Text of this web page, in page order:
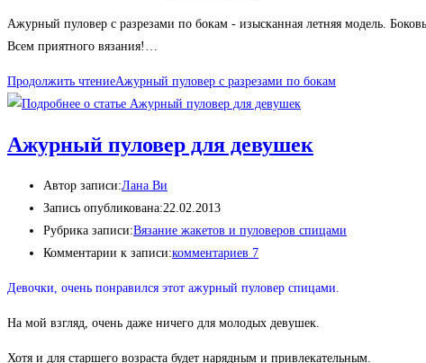
Ажурный пуловер с разрезами по бокам - изысканная летняя модель.
Всем приятного вязания!…
Продолжить чтениеАжурный пуловер с разрезами по бокам
Ажурный пуловер для девушек
Автор записи:Лана Ви
Запись опубликована:22.02.2013
Рубрика записи:Вязание жакетов и пуловеров спицами
Комментарии к записи:комментариев 7
Девочки, очень понравился этот ажурный пуловер спицами.
На мой взгляд, очень даже ничего для молодых девушек.
Хотя и для старшего возраста будет нарядным и привлекательным.